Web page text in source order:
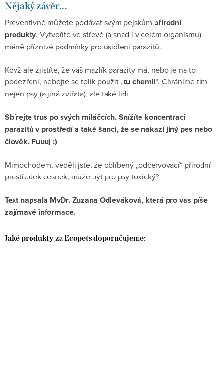
Nějaký závěr…
Preventivně můžete podávat svým pejskům přírodní
produkty. Vytvoříte ve střevě (a snad i v celém organismu)
méně příznivé podmínky pro usídlení parazitů.
Když ale zjistíte, že váš mazlík parazity má, nebo je na to
podezření, nebojte se tolik použit „tu chemii“. Chráníme tím
nejen psy (a jiná zvířata), ale také lidi.
Sbírejte trus po svých miláčcích. Snížíte koncentraci
parazitů v prostředí a také šanci, že se nakazí jiný pes nebo
člověk. Fuuuj :)
Mimochodem, věděli jste, že oblíbený „odčervovací“ přírodní
prostředek česnek, může být pro psy toxický?
Text napsala MvDr. Zuzana Odleváková, která pro vás píše
zajímavé informace.
Jaké produkty za Ecopets doporučujeme: